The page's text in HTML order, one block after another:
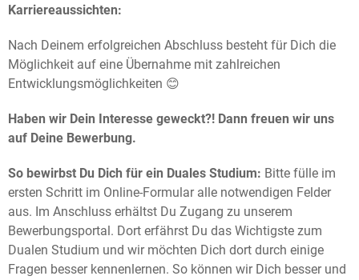
Karriereaussichten:
Nach Deinem erfolgreichen Abschluss besteht für Dich die
Möglichkeit auf eine Übernahme mit zahlreichen
Entwicklungsmöglichkeiten 😊
Haben wir Dein Interesse geweckt?! Dann freuen wir uns
auf Deine Bewerbung.
So bewirbst Du Dich für ein Duales Studium: Bitte fülle im
ersten Schritt im Online-Formular alle notwendigen Felder
aus. Im Anschluss erhältst Du Zugang zu unserem
Bewerbungsportal. Dort erfährst Du das Wichtigste zum
Dualen Studium und wir möchten Dich dort durch einige
Fragen besser kennenlernen. So können wir Dich besser und